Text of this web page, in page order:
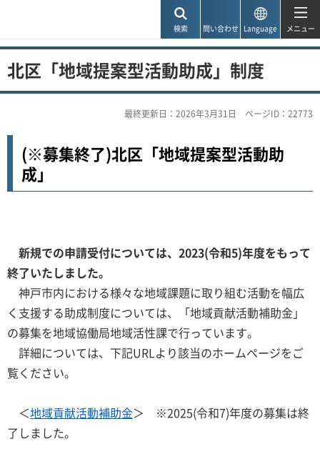
検索 問い合わせ Language メニュー
北区「地域提案型活動助成」制度
最終更新日：2026年3月31日 ページID：22773
(※募集終了)北区「地域提案型活動助
成」
新規での申請受付については、2023(令和5)年度をもって
終了いたしました。
神戸市内における様々な地域課題に取り組む活動を幅広
く支援する助成制度については、「地域貢献活動補助金」
の募集を地域協働局地域活性課で行っています。
詳細については、下記URLより該当のホームページをご
覧ください。
＜地域貢献活動補助金＞ ※2025(令和7)年度の募集は終
了しました。